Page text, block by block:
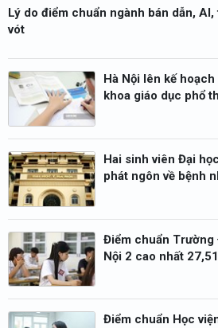
Lý do điểm chuẩn ngành bán dẫn,
vót
Hà Nội lên kế
khoa giáo dục phổ
Hai sinh viên Đại
phát ngôn về bệnh
Điểm chuẩn Trường
Nội 2 cao nhất
Điểm chuẩn Học